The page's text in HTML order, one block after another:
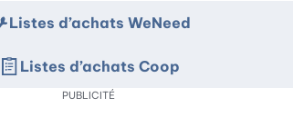
Listes d’achats WeNeed
Listes d’achats Coop
PUBLICITÉ